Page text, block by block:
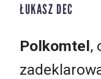
ŁUKASZ DEC
Polkomtel,